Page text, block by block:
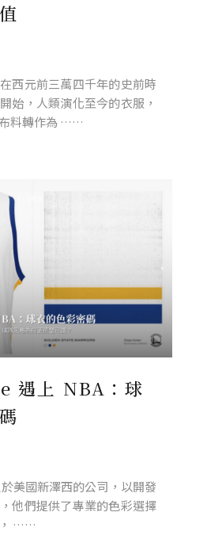
西元前三萬四千年的史前時
始，人類演化至今的衣服，
料轉作為 ……
遇上 NBA：球
美國新澤西的公司，以開發
他們提供了專業的色彩選擇
， ……